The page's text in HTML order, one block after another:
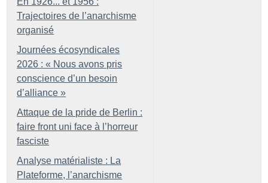
Trajectoires de l’anarchisme
organisé
Journées écosyndicales
2026 : « Nous avons pris
conscience d’un besoin
d’alliance »
Attaque de la pride de Berlin :
faire front uni face à l’horreur
fasciste
Analyse matérialiste : La
Plateforme, l’anarchisme